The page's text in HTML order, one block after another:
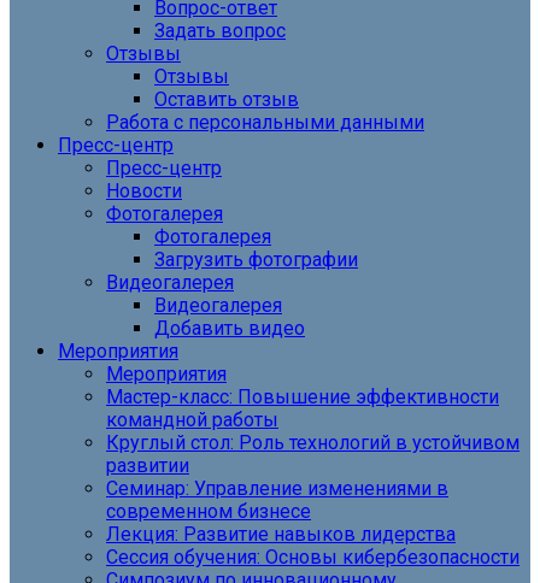
Вопрос-ответ
Задать вопрос
Отзывы
Отзывы
Оставить отзыв
Работа с персональными данными
Пресс-центр
Пресс-центр
Новости
Фотогалерея
Фотогалерея
Загрузить фотографии
Видеогалерея
Видеогалерея
Добавить видео
Мероприятия
Мероприятия
Мастер-класс: Повышение эффективности
командной работы
Круглый стол: Роль технологий в устойчивом
развитии
Семинар: Управление изменениями в
современном бизнесе
Лекция: Развитие навыков лидерства
Сессия обучения: Основы кибербезопасности